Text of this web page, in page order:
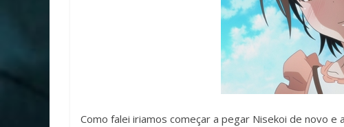
Como falei iriamos começar a pegar Nisekoi de novo